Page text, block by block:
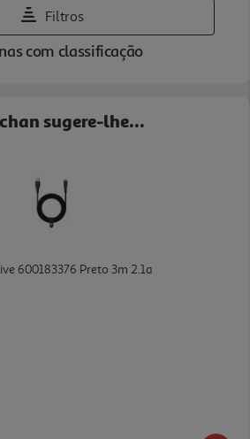
sugere-lhe...
600183376 Preto 3m 2.1a